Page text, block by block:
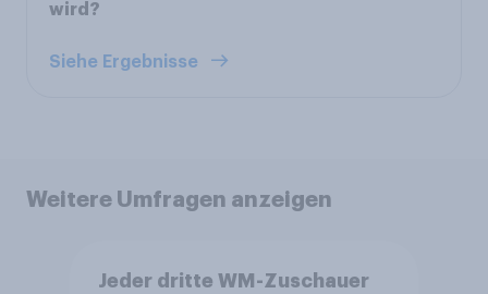
wird?
Siehe Ergebnisse
Weitere Umfragen anzeigen
Jeder dritte WM-Zuschauer